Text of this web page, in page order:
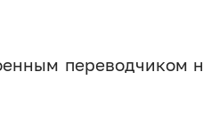
переводчиком